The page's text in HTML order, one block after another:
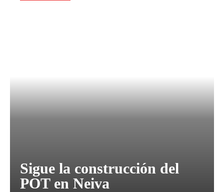
Sigue la construcción del
POT en Neiva